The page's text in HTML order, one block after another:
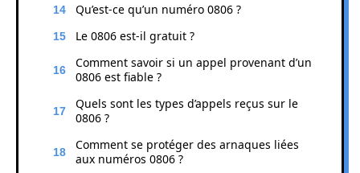
Qu’est-ce qu’un numéro 0806 ?
Le 0806 est-il gratuit ?
Comment savoir si un appel provenant d’un
0806 est fiable ?
Quels sont les types d’appels reçus sur le
0806 ?
Comment se protéger des arnaques liées
aux numéros 0806 ?